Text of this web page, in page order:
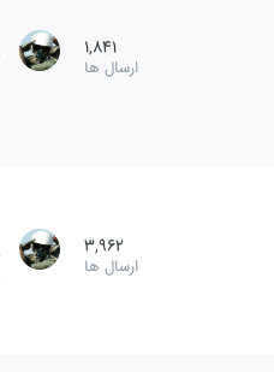
1,841
ارسال ها
3,962
ارسال ها